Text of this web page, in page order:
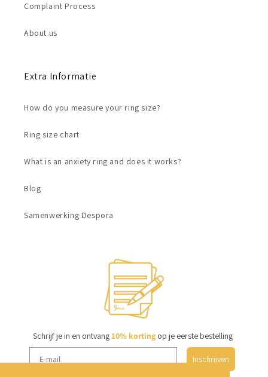
Complaint Process
About us
Extra Informatie
How do you measure your ring size?
Ring size chart
What is an anxiety ring and does it works?
Blog
Samenwerking Despora
Schrijf je in en ontvang10% korting op je eerste bestelling
Inschrijven